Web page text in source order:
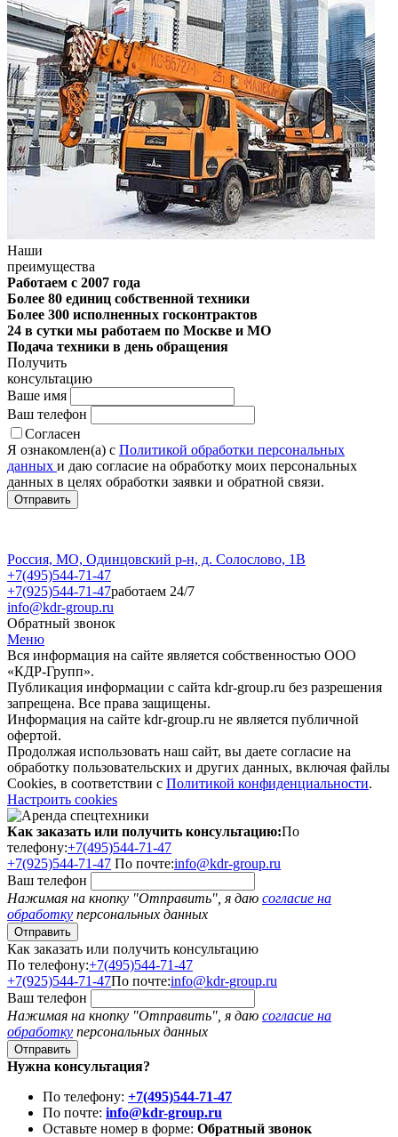
Наши
преимущества
Работаем с 2007 года
Более 80 единиц собственной техники
Более 300 исполненных госконтрактов
24 в сутки мы работаем по Москве и МО
Подача техники в день обращения
Получить
консультацию
Ваше имя
Ваш телефон
Согласен
Я ознакомлен(а) с Политикой обработки персональных
данных и даю согласие на обработку моих персональных
данных в целях обработки заявки и обратной связи.
Россия, МО, Одинцовский р-н, д. Солослово, 1В
+7(495)544-71-47
+7(925)544-71-47работаем 24/7
info@kdr-group.ru
Обратный звонок
Меню
Вся информация на сайте является собственностью ООО
«КДР-Групп».
Публикация информации с сайта kdr-group.ru без разрешения
запрещена. Все права защищены.
Информация на сайте kdr-group.ru не является публичной
офертой.
Продолжая использовать наш сайт, вы даете согласие на
обработку пользовательских и других данных, включая файлы
Cookies, в соответствии с Политикой конфиденциальности.
Настроить cookies
Как заказать или получить консультацию:По
телефону:+7(495)544-71-47
+7(925)544-71-47 По почте:info@kdr-group.ru
Ваш телефон
Нажимая на кнопку "Отправить", я даю согласие на
обработку персональных данных
Как заказать или получить консультацию
По телефону:+7(495)544-71-47
+7(925)544-71-47По почте:info@kdr-group.ru
Ваш телефон
Нажимая на кнопку "Отправить", я даю согласие на
обработку персональных данных
Нужна консультация?
По телефону: +7(495)544-71-47
По почте: info@kdr-group.ru
Оставьте номер в форме: Обратный звонок